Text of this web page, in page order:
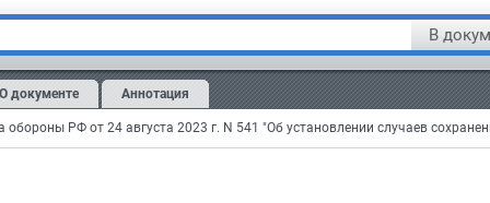
В
О документе Аннотация